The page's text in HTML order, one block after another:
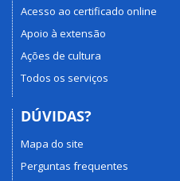
Acesso ao certificado online
Apoio à extensão
Ações de cultura
Todos os serviços
DÚVIDAS?
Mapa do site
Perguntas frequentes